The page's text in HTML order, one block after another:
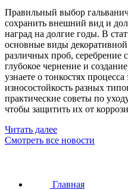
Правильный выбор
сохранить внешний вид и
наград на долгие годы. В
основные виды
различных проб, серебрение
глубокое чернение и
узнаете о тонкостях
износостойкость разных
практические советы по
чтобы защитить их от
Читать далее
Смотреть все новости
Главная